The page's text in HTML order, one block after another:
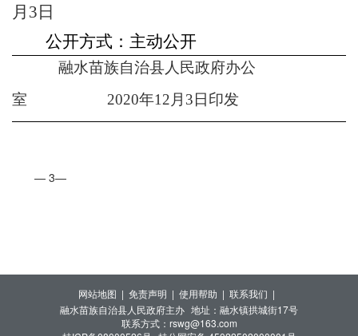
月 3日
公开方式： 主动公开
融水苗族自治县人民政府办公
室
2020年12 月 3日印发
— 3—
网站地图 | 免责声明 | 使用帮助 | 联系我们 |
融水苗族自治县人民政府主办 地址：融水镇拱城街17号
联系方式：rswg@163.com